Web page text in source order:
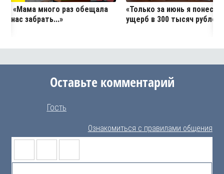
«Мама много раз обещала
нас забрать...»
«Только за июнь я понесла
ущерб в 300 тысяч рублей»
Оставьте комментарий
Гость
Ознакомиться с правилами общения